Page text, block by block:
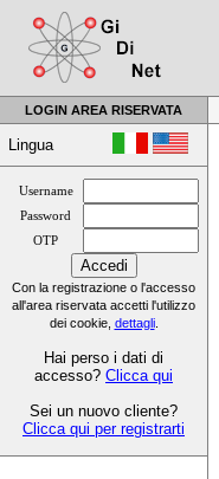
LOGIN AREA RISERVATA
Lingua
Username
Password
OTP
Con la registrazione o l'accesso
all'area riservata accetti l'utilizzo
dei cookie, dettagli.
Hai perso i dati di
accesso? Clicca qui
Sei un nuovo cliente?
Clicca qui per registrarti